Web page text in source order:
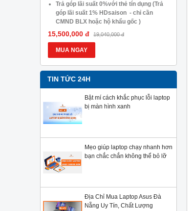
Trả góp lãi suất 0%với thẻ tín dụng (Trả
góp lãi suất 1% HDsaison - chỉ cần
CMND BLX hoặc hộ khẩu gốc )
Giảm 20%khi nâng cấp Ram-SSD
Giảm giá trực tiếp đối với khách hàng ở
xa, HSSV . Săn 10.000 Voucher Giảm
Giá 500.000đ
15,500,000 đ 19,040,000 đ
MUA NGAY
TIN TỨC 24H
Bật mí cách khắc phục lỗi laptop
bị màn hình xanh
Mẹo giúp laptop chạy nhanh hơn
bạn chắc chắn không thể bỏ lỡ
Địa Chỉ Mua Laptop Asus Đà
Nẵng Uy Tín, Chất Lượng